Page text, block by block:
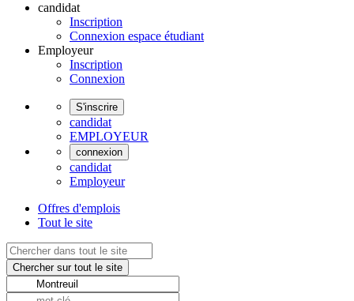
candidat
Inscription
Connexion espace étudiant
Employeur
Inscription
Connexion
S'inscrire
candidat
EMPLOYEUR
connexion
candidat
Employeur
Offres d'emplois
Tout le site